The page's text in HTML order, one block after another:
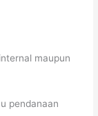
maupun
pendanaan